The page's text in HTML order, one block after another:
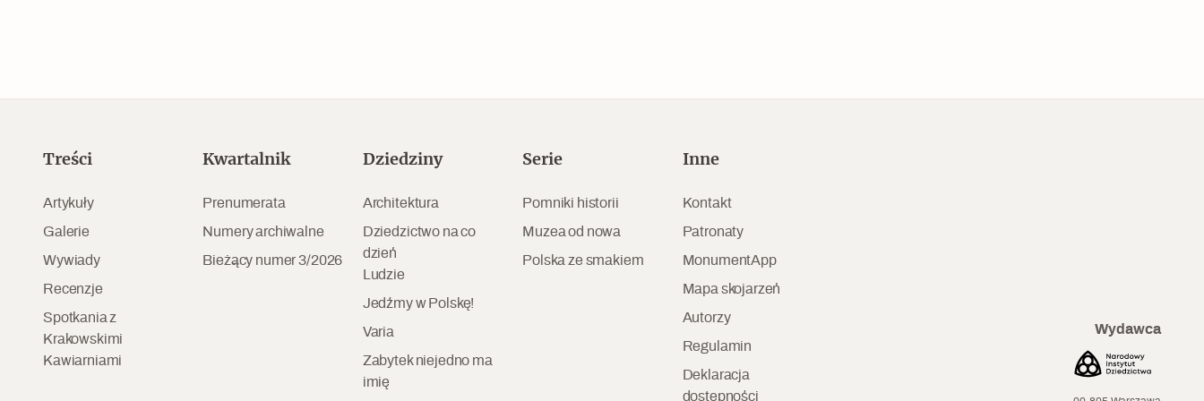
Treści
Artykuły
Galerie
Wywiady
Recenzje
Spotkania z
Krakowskimi
Kawiarniami
Kwartalnik
Prenumerata
Numery archiwalne
Bieżący numer 3/2026
Dziedziny
Architektura
Dziedzictwo na co
dzień
Ludzie
Jedźmy w Polskę!
Varia
Zabytek niejedno ma
imię
Serie
Pomniki historii
Muzea od nowa
Polska ze smakiem
Inne
Kontakt
Patronaty
MonumentApp
Mapa skojarzeń
Autorzy
Regulamin
Deklaracja
dostępności
Wydawca